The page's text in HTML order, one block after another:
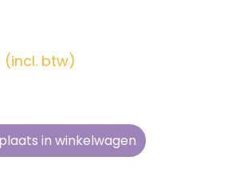
(incl. btw)
plaats in winkelwagen
zonder
tijd
zonder
tijd
zonder
tijd
zonder
tijd